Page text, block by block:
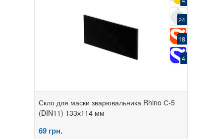
24
18
4
Скло для маски зварювальника Rhino С-5
(DIN11) 133х114 мм
69 грн.